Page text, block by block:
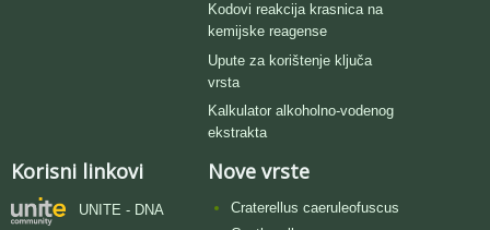
Kodovi reakcija krasnica na
kemijske reagense
Upute za korištenje ključa
vrsta
Kalkulator alkoholno-vodenog
ekstrakta
Korisni linkovi
UNITE - DNA
Nove vrste
Craterellus caeruleofuscus